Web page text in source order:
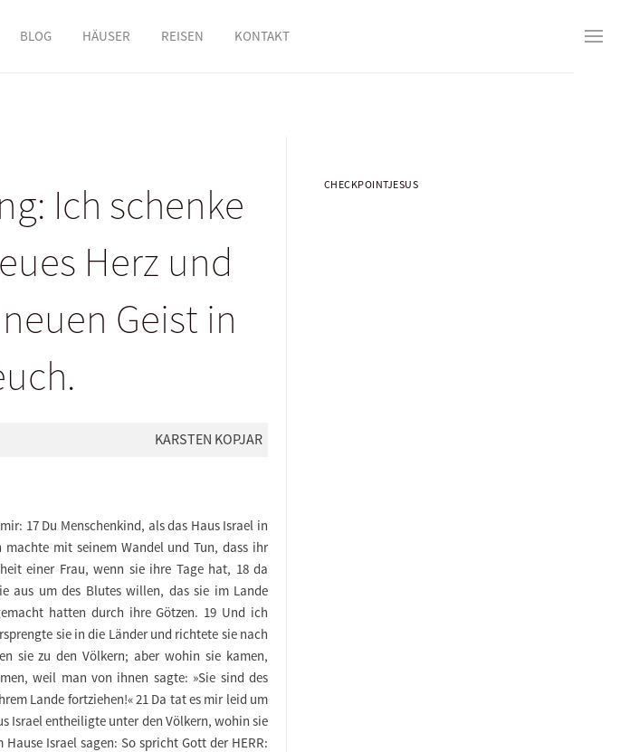
BLOG HÄUSER REISEN KONTAKT
Ich schenke
Herz und
Geist in
KARSTEN KOPJAR
17 Du Menschenkind, als das Haus Israel in
mit seinem Wandel und Tun, dass ihr
einer Frau, wenn sie ihre Tage hat, 18 da
aus um des Blutes willen, das sie im Lande
hatten durch ihre Götzen. 19 Und ich
sie in die Länder und richtete sie nach
sie zu den Völkern; aber wohin sie kamen,
weil man von ihnen sagte: »Sie sind des
Lande fortziehen!« 21 Da tat es mir leid um
Israel entheiligte unter den Völkern, wohin sie
Israel sagen: So spricht Gott der HERR:
CHECKPOINTJESUS